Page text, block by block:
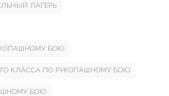
ЛАГЕРЬ
БОЮ
КЛАССА ПО РУКОПАШНОМУ БОЮ
БОЮ